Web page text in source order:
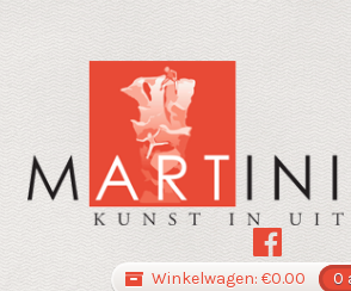
Winkelwagen: €0.00 0